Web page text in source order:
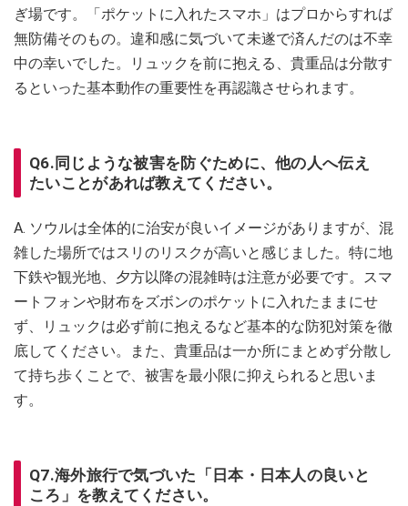
ぎ場です。「ポケットに入れたスマホ」はプロからすれば
無防備そのもの。違和感に気づいて未遂で済んだのは不幸
中の幸いでした。リュックを前に抱える、貴重品は分散す
るといった基本動作の重要性を再認識させられます。
Q6.同じような被害を防ぐために、他の人へ伝え
たいことがあれば教えてください。
A. ソウルは全体的に治安が良いイメージがありますが、混
雑した場所ではスリのリスクが高いと感じました。特に地
下鉄や観光地、夕方以降の混雑時は注意が必要です。スマ
ートフォンや財布をズボンのポケットに入れたままにせ
ず、リュックは必ず前に抱えるなど基本的な防犯対策を徹
底してください。また、貴重品は一か所にまとめず分散し
て持ち歩くことで、被害を最小限に抑えられると思いま
す。
Q7.海外旅行で気づいた「日本・日本人の良いと
ころ」を教えてください。